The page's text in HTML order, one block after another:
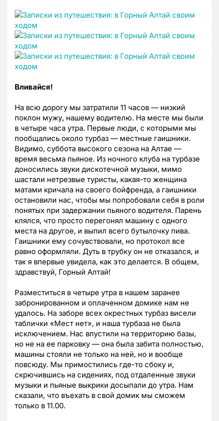
Вливайся!
На всю дорогу мы затратили 11 часов — низкий
поклон мужу, нашему водителю. На месте мы были
в четыре часа утра. Первые люди, с которыми мы
пообщались около турбаз — местные гаишники.
Видимо, суббота высокого сезона на Алтае —
время весьма пьяное. Из ночного клуба на турбазе
доносились звуки дискотечной музыки, мимо
шастали нетрезвые туристы, какая-то женщина
матами кричала на своего бойфренда, а гаишники
остановили нас, чтобы мы попробовали себя в роли
понятых при задержании пьяного водителя. Парень
клялся, что просто перегонял машину с одного
места на другое, и выпил всего бутылочку пива.
Гаишники ему сочувствовали, но протокол все
равно оформляли. Дуть в трубку он не отказался, и
так я впервые увидела, как это делается. В общем,
здравствуй, Горный Алтай!
Разместиться в четыре утра в нашем заранее
забронированном и оплаченном домике нам не
удалось. На заборе всех окрестных турбаз висели
таблички «Мест нет», и наша турбаза не была
исключением. Нас впустили на территорию базы,
но не на ее парковку — она была забита полностью,
машины стояли не только на ней, но и вообще
повсюду. Мы примостились где-то сбоку и,
скрючившись на сидениях, под отдаленные звуки
музыки и пьяные выкрики досыпали до утра. Нам
сказали, что въехать в свой домик мы сможем
только в 11.00.